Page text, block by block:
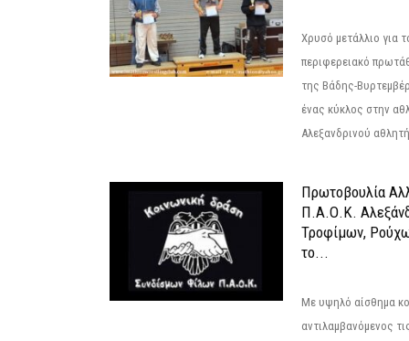
Χρυσό μετάλλιο για
περιφερειακό
της Βάδης-
ένας κύκλος στην
Αλεξανδρινού
Πρωτοβουλία
Π.Α.Ο.Κ.
Τροφίμων,
το...
Με υψηλό αίσθημα
αντιλαμβανόμενος